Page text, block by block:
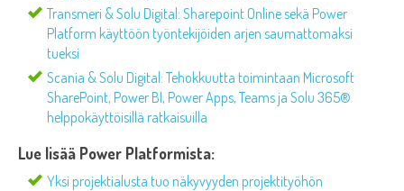
Transmeri & Solu Digital: Sharepoint Online sekä Power
Platform käyttöön työntekijöiden arjen saumattomaksi
tueksi
Scania & Solu Digital: Tehokkuutta toimintaan Microsoft
SharePoint, Power BI, Power Apps, Teams ja Solu 365®
helppokäyttöisillä ratkaisuilla
Lue lisää Power Platformista:
Yksi projektialusta tuo näkyvyyden projektityöhön